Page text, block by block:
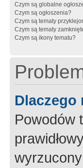
Czym są globalne
Czym są ogłoszenia?
Czym są tematy
Czym są tematy
Czym są ikony tematu?
Dlaczego
Powodów